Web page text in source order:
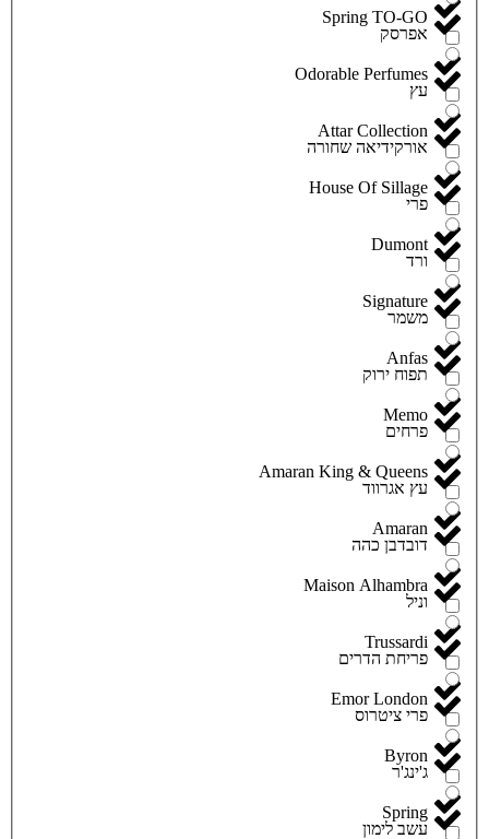
Spring TO-GO
Odorable Perfumes
Attar Collection
House Of Sillage
Dumont
Signature
Anfas
Memo
Amaran King & Queens
Amaran
Maison Alhambra
Trussardi
Emor London
Byron
Spring
אפרסק
עץ
אורקידיאה שחורה
פרי
ורד
משמר
תפוח ירוק
פרחים
עץ אגרווד
דובדבן כהה
וניל
פריחת הדרים
פרי ציטרוס
ג'ינג'ר
עשב לימון